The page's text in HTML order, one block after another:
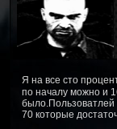
Я на все сто
по началу можно и
было.Пользоватлей
70 которые